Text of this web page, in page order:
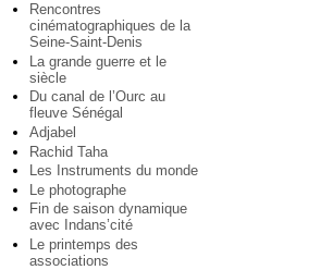
Rencontres
cinématographiques de la
Seine-Saint-Denis
La grande guerre et le
siècle
Du canal de l’Ourc au
fleuve Sénégal
Adjabel
Rachid Taha
Les Instruments du monde
Le photographe
Fin de saison dynamique
avec Indans’cité
Le printemps des
associations